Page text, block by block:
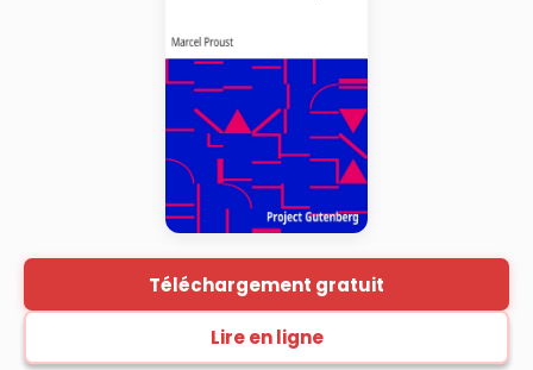
Téléchargement gratuit
Lire en ligne